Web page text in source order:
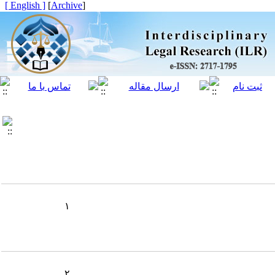
[
Archive
]
[ English ]
۱